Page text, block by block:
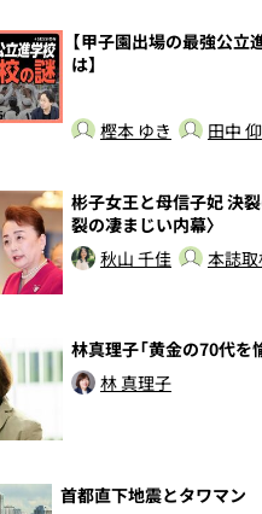
【甲子園出場の最強公立
は】
樫本 ゆき 田中 仰
彬子女王と母信子妃 決
裂の凄まじい内幕〉
秋山 千佳
本誌
林真理子「黄金の70代を
林 真理子
首都直下地震とタワマン